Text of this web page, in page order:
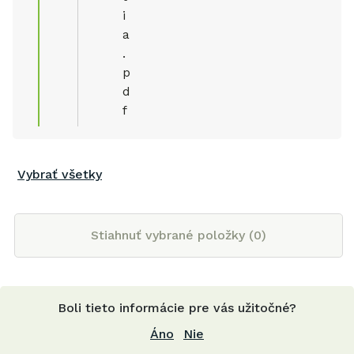
i
a
.
p
d
f
Vybrať všetky
Stiahnuť vybrané položky (0)
Boli tieto informácie pre vás užitočné?
Áno
Nie